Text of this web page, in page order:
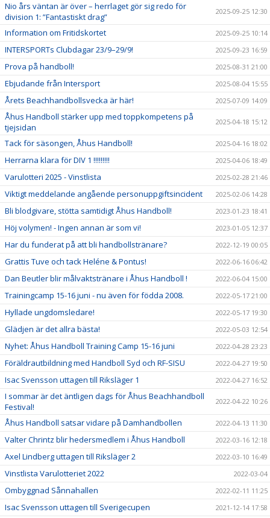
Nio års väntan är över – herrlaget gör sig redo för
division 1: ”Fantastiskt drag”
2025-09-25 12:30
Information om Fritidskortet 2025-09-25 10:14
INTERSPORTs Clubdagar 23/9–29/9! 2025-09-23 16:59
Prova på handboll! 2025-08-31 21:00
Ebjudande från Intersport 2025-08-04 15:55
Årets Beachhandbollsvecka är här! 2025-07-09 14:09
Åhus Handboll stärker upp med toppkompetens på
tjejsidan
2025-04-18 15:12
Tack för säsongen, Åhus Handboll! 2025-04-16 18:02
Herrarna klara för DIV 1 !!!!!!!!! 2025-04-06 18:49
Varulotteri 2025 - Vinstlista 2025-02-28 21:46
Viktigt meddelande angående personuppgiftsincident 2025-02-06 14:28
Bli blodgivare, stötta samtidigt Åhus Handboll! 2023-01-23 18:41
Höj volymen! - Ingen annan är som vi! 2023-01-05 12:37
Har du funderat på att bli handbollstränare? 2022-12-19 00:05
Grattis Tuve och tack Heléne & Pontus! 2022-06-16 06:42
Dan Beutler blir målvaktstränare i Åhus Handboll ! 2022-06-04 15:00
Trainingcamp 15-16 juni - nu även för födda 2008. 2022-05-17 21:00
Hyllade ungdomsledare! 2022-05-17 19:30
Glädjen är det allra bästa! 2022-05-03 12:54
Nyhet: Åhus Handboll Training Camp 15-16 juni 2022-04-28 23:23
Föräldrautbildning med Handboll Syd och RF-SISU 2022-04-27 19:50
Isac Svensson uttagen till Riksläger 1 2022-04-27 16:52
I sommar är det äntligen dags för Åhus Beachhandboll
Festival!
2022-04-22 10:26
Åhus Handboll satsar vidare på Damhandbollen 2022-04-13 11:30
Valter Chrintz blir hedersmedlem i Åhus Handboll 2022-03-16 12:18
Axel Lindberg uttagen till Riksläger 2 2022-03-10 16:49
Vinstlista Varulotteriet 2022 2022-03-04
Ombyggnad Sånnahallen 2022-02-11 11:25
Isac Svensson uttagen till Sverigecupen 2021-12-14 17:58